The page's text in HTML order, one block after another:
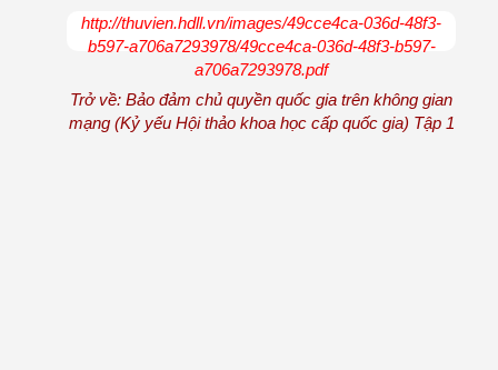
http://thuvien.hdll.vn/images/49cce4ca-036d-48f3-
b597-a706a7293978/49cce4ca-036d-48f3-b597-
a706a7293978.pdf
Trở về: Bảo đảm chủ quyền quốc gia trên không gian
mạng (Kỷ yếu Hội thảo khoa học cấp quốc gia) Tập 1